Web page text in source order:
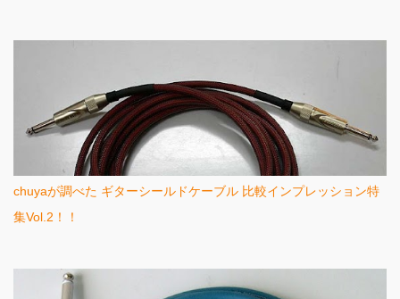
chuyaが調べた ギターシールドケーブル 比較インプレッション特
集Vol.2！！